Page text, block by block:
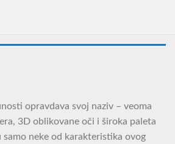
opravdava svoj naziv – veoma
3D oblikovane oči i široka paleta
neke od karakteristika ovog